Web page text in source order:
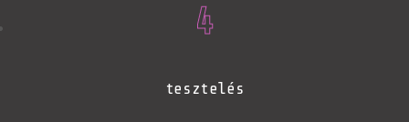
4
tesztelés